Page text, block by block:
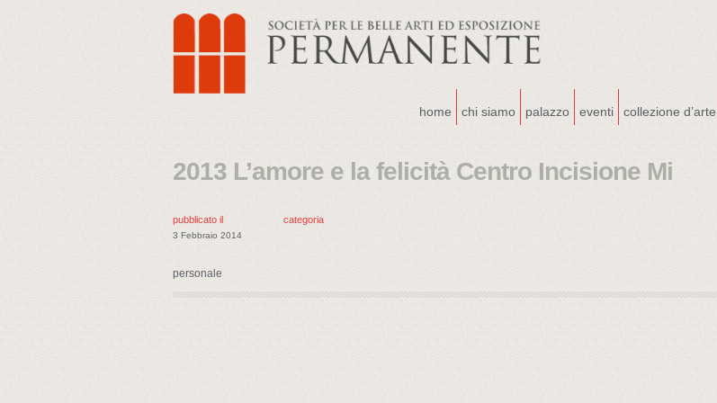
home chi siamo palazzo eventi collezione d’arte
2013 L’amore e la felicità Centro Incisione Mi
pubblicato il
3 Febbraio 2014
categoria
personale